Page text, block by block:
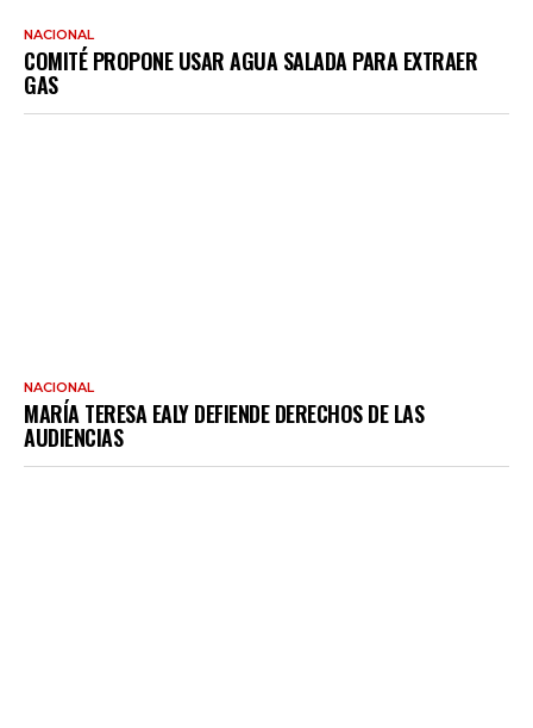
NACIONAL
COMITÉ PROPONE USAR AGUA SALADA PARA EXTRAER
GAS
NACIONAL
MARÍA TERESA EALY DEFIENDE DERECHOS DE LAS
AUDIENCIAS